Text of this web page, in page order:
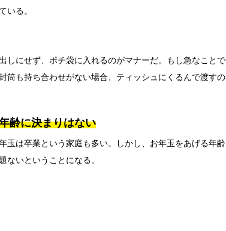
いる。
しにせず、ポチ袋に入れるのがマナーだ。もし急なこと
筒も持ち合わせがない場合、ティッシュにくるんで渡す
齢に決まりはない
玉は卒業という家庭も多い。しかし、お年玉をあげる年
ないということになる。